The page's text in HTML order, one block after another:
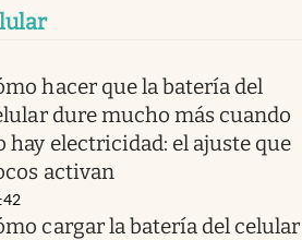
hacer que la batería del
dure mucho más cuando
hay electricidad: el ajuste que
activan
cargar la batería del celular